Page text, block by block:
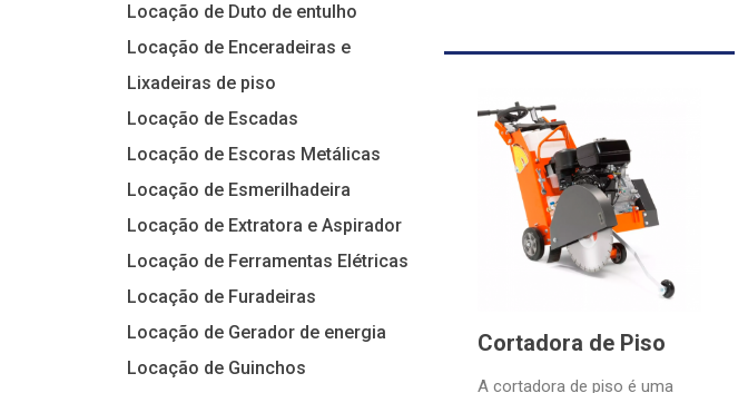
Locação de Duto de entulho
Locação de Enceradeiras e
Lixadeiras de piso
Locação de Escadas
Locação de Escoras Metálicas
Locação de Esmerilhadeira
Locação de Extratora e Aspirador
Locação de Ferramentas Elétricas
Locação de Furadeiras
Locação de Gerador de energia
Locação de Guinchos
Cortadora de Piso
A cortadora de piso é uma